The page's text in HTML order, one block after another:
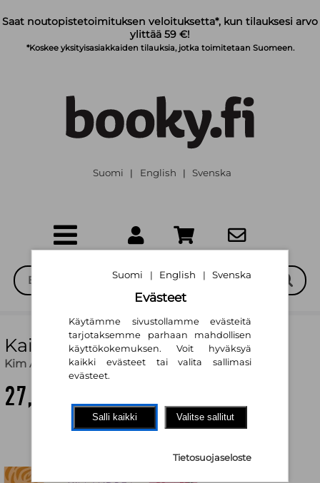
Saat noutopistetoimituksen veloituksetta*, kun tilauksesi arvo
ylittää 59 €!
*Koskee yksityisasiakkaiden tilauksia, jotka toimitetaan Suomeen.
Suomi | English | Svenska
Kaikki mikä jäi kesken
Kim Andrea Brofeldt,Outi Menna (käänt.)
27,20 €
Suomi | English | Svenska
Evästeet
Käytämme sivustollamme evästeitä
tarjotaksemme parhaan mahdollisen
käyttökokemuksen. Voit hyväksyä
kaikki evästeet tai valita sallimasi
evästeet.
Salli kaikki Valitse sallitut
Tietosuojaseloste